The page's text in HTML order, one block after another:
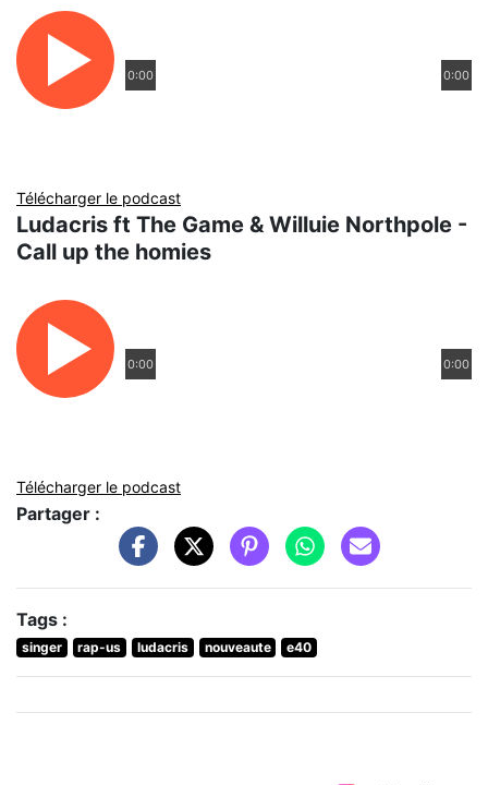
0:00 0:00
Télécharger le podcast
Ludacris ft The Game & Willuie Northpole -
Call up the homies
0:00 0:00
Télécharger le podcast
Partager :
Tags :
singer rap-us ludacris nouveaute e40